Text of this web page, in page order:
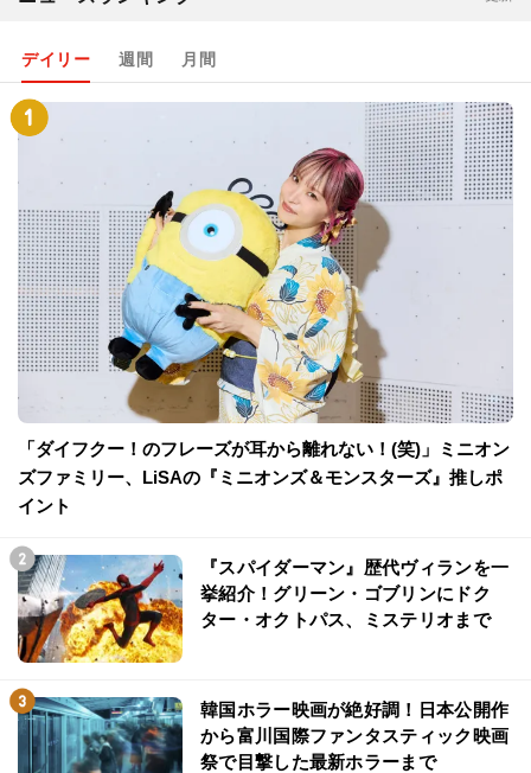
デイリー 週間 月間
「ダイフクー！のフレーズが耳から離れない！(笑)」ミニオン
ズファミリー、LiSAの『ミニオンズ＆モンスターズ』推しポ
イント
『スパイダーマン』歴代ヴィランを一
挙紹介！グリーン・ゴブリンにドク
ター・オクトパス、ミステリオまで
韓国ホラー映画が絶好調！日本公開作
から富川国際ファンタスティック映画
祭で目撃した最新ホラーまで